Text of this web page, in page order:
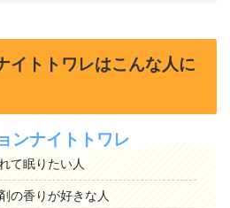
イトトワレはこんな人に
ンナイトトワレ
て眠りたい人
の香りが好きな人